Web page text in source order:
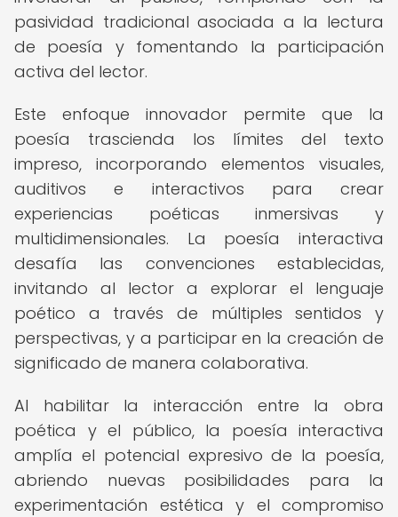
pasividad tradicional asociada a la lectura
de poesía y fomentando la participación
activa del lector.
Este enfoque innovador permite que la
poesía trascienda los límites del texto
impreso, incorporando elementos visuales,
auditivos e interactivos para crear
experiencias poéticas inmersivas y
multidimensionales. La poesía interactiva
desafía las convenciones establecidas,
invitando al lector a explorar el lenguaje
poético a través de múltiples sentidos y
perspectivas, y a participar en la creación de
significado de manera colaborativa.
Al habilitar la interacción entre la obra
poética y el público, la poesía interactiva
amplía el potencial expresivo de la poesía,
abriendo nuevas posibilidades para la
experimentación estética y el compromiso